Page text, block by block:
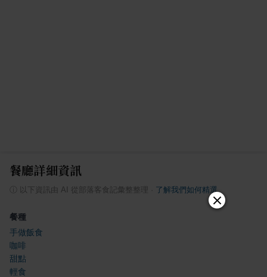
餐廳詳細資訊
ⓘ 以下資訊由 AI 從部落客食記彙整整理 了解我們如何精選
餐種
手做飯食
咖啡
甜點
輕食